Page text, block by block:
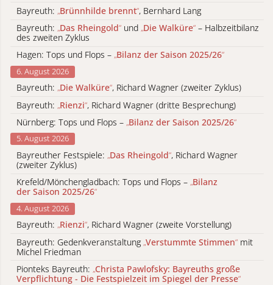
Bayreuth: „Brünnhilde brennt“, Bernhard Lang
Bayreuth: „Das Rheingold“ und „Die Walküre“ – Halbzeitbilanz
des zweiten Zyklus
Hagen: Tops und Flops – „Bilanz der Saison 2025/26“
6. August 2026
Bayreuth: „Die Walküre“, Richard Wagner (zweiter Zyklus)
Bayreuth: „Rienzi“, Richard Wagner (dritte Besprechung)
Nürnberg: Tops und Flops – „Bilanz der Saison 2025/26“
5. August 2026
Bayreuther Festspiele: „Das Rheingold“, Richard Wagner
(zweiter Zyklus)
Krefeld/Mönchengladbach: Tops und Flops – „Bilanz
der Saison 2025/26“
4. August 2026
Bayreuth: „Rienzi“, Richard Wagner (zweite Vorstellung)
Bayreuth: Gedenkveranstaltung „Verstummte Stimmen“ mit
Michel Friedman
Pionteks Bayreuth: „Christa Pawlofsky: Bayreuths große
Verpflichtung - Die Festspielzeit im Spiegel der Presse“